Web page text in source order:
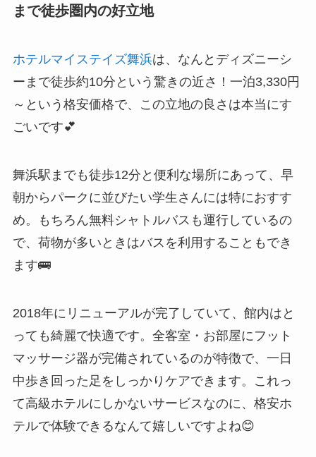
まで徒歩圏内の好立地
ホテルマイステイズ舞浜は、なんとディズニーシ
ーまで徒歩約10分という驚きの近さ！一泊3,330円
～という格安価格で、この立地の良さは本当にす
ごいです💕
舞浜駅までも徒歩12分と便利な場所にあって、早
朝からパークに並びたい学生さんには特におすす
め。もちろん無料シャトルバスも運行しているの
で、荷物が多いときはバスを利用することもでき
ます🚌
2018年にリニューアルが完了していて、館内はと
っても綺麗で快適です。全客室・お部屋にフット
マッサージ器が完備されているのが特徴で、一日
中歩き回った足をしっかりケアできます。これっ
て高級ホテルにしかないサービスなのに、格安ホ
テルで体験できるなんて嬉しいですよね😊